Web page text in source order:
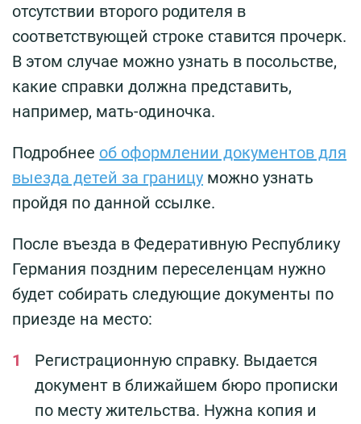
отсутствии второго родителя в
соответствующей строке ставится прочерк.
В этом случае можно узнать в посольстве,
какие справки должна представить,
например, мать-одиночка.
Подробнее об оформлении документов для
выезда детей за границу можно узнать
пройдя по данной ссылке.
После въезда в Федеративную Республику
Германия поздним переселенцам нужно
будет собирать следующие документы по
приезде на место:
Регистрационную справку. Выдается
документ в ближайшем бюро прописки
по месту жительства. Нужна копия и